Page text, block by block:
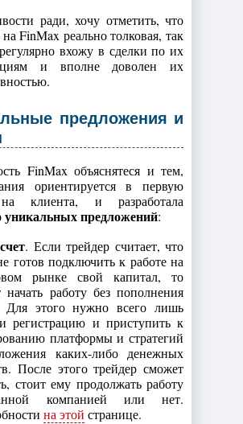
ради, хочу отметить, что
FinMax реально толковая, так
вхожу в сделки по их
и вполне доволен их
предложения и
FinMax объяснятеся и тем,
ориентируется в первую
клиента, и разработала
уникальных предложений:
. Если трейдер считает, что
готов подключить к работе на
рынке свой капитал, то
начать работу без пополнения
Для этого нужно всего лишь
регистрацию и приступить к
платформы и стратегий
каких-либо денежных
После этого трейдер сможет
стоит ему продолжать работу
компанией или нет.
на этой странице.